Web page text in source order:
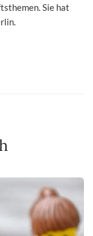
Sie hat